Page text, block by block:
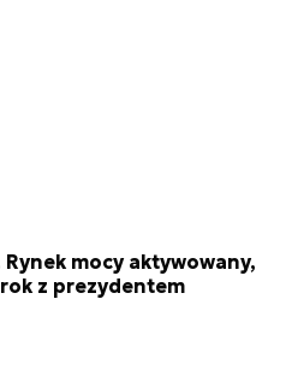
mocy aktywowany,
z prezydentem